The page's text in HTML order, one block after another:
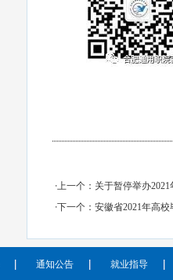
·上一个： 关于暂停举办
·下一个： 安徽省2021年高
通知公告 就业指导